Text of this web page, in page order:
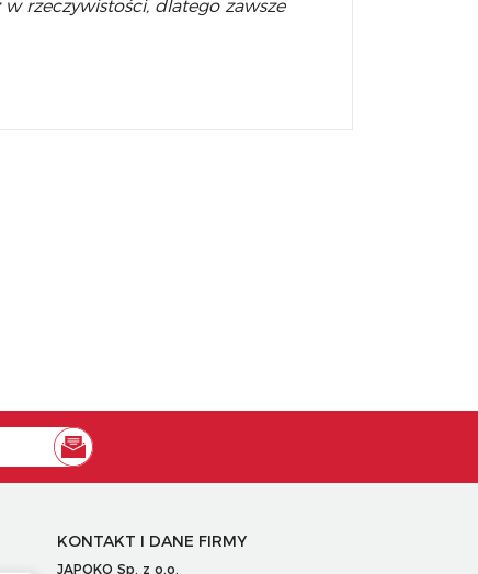
rzeczywistości, dlatego zawsze
KONTAKT I DANE FIRMY
JAPOKO Sp. z o.o.